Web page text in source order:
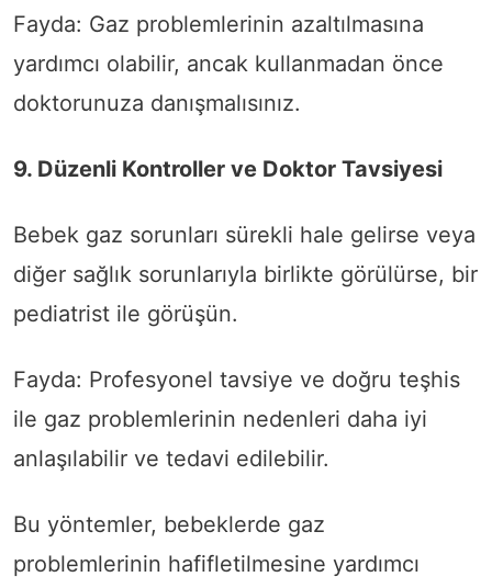
Fayda: Gaz problemlerinin azaltılmasına
yardımcı olabilir, ancak kullanmadan önce
doktorunuza danışmalısınız.
9. Düzenli Kontroller ve Doktor Tavsiyesi
Bebek gaz sorunları sürekli hale gelirse veya
diğer sağlık sorunlarıyla birlikte görülürse, bir
pediatrist ile görüşün.
Fayda: Profesyonel tavsiye ve doğru teşhis
ile gaz problemlerinin nedenleri daha iyi
anlaşılabilir ve tedavi edilebilir.
Bu yöntemler, bebeklerde gaz
problemlerinin hafifletilmesine yardımcı